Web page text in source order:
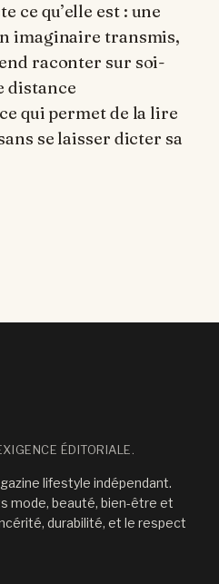
ce qu’elle est : une
imaginaire transmis,
raconter sur soi-
distance
qui permet de la lire
se laisser dicter sa
ÉDITORIALE.
lifestyle indépendant.
mode, beauté, bien-être et
durabilité, et le respect